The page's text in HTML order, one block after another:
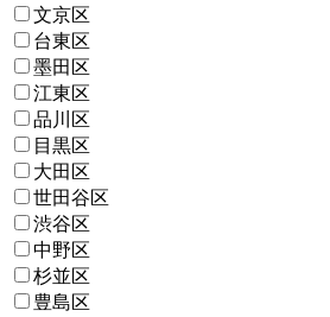
文京区
台東区
墨田区
江東区
品川区
目黒区
大田区
世田谷区
渋谷区
中野区
杉並区
豊島区